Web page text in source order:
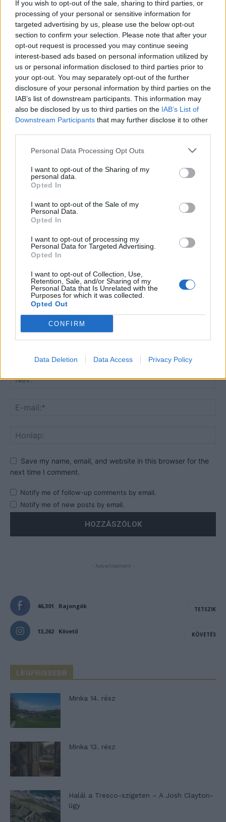
If you wish to opt-out of the sale, sharing to third parties, or
processing of your personal or sensitive information for
targeted advertising by us, please use the below opt-out
section to confirm your selection. Please note that after your
opt-out request is processed you may continue seeing
interest-based ads based on personal information utilized by
us or personal information disclosed to third parties prior to
your opt-out. You may separately opt-out of the further
disclosure of your personal information by third parties on the
IAB’s list of downstream participants. This information may
also be disclosed by us to third parties on the IAB’s List of
Downstream Participants that may further disclose it to other
Personal Data Processing Opt Outs
I want to opt-out of the Sharing of my
personal data.
Opted In
I want to opt-out of the Sale of my
Personal Data.
Opted In
I want to opt-out of processing my
Personal Data for Targeted Advertising.
Opted In
I want to opt-out of Collection, Use,
Retention, Sale, and/or Sharing of my
Personal Data that Is Unrelated with the
Purposes for which it was collected.
Opted Out
CONFIRM
Data Deletion Data Access Privacy Policy
cikkeket és apró vicces történeteket.
KAPCSOLÓDÓ CIKKEK TÖBB A SZERZŐTŐL
Minka 14. rész
Halál a Tresco-szigeten – A Josh
Save my name, email, and website in this browser for the
next time I comment.
Notify me of follow-up comments by email.
Notify me of new posts by email.
- Advertisement -
46,301 Rajongók TETSZIK
13,262 Követő KÖVETÉS
LEGFRISSEBB
Minka 14. rész
Minka 13. rész
Halál a Tresco-szigeten – A Josh Clayton-
ügy